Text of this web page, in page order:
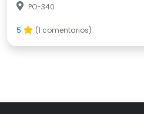
PO-340
5 (1 comentarios)